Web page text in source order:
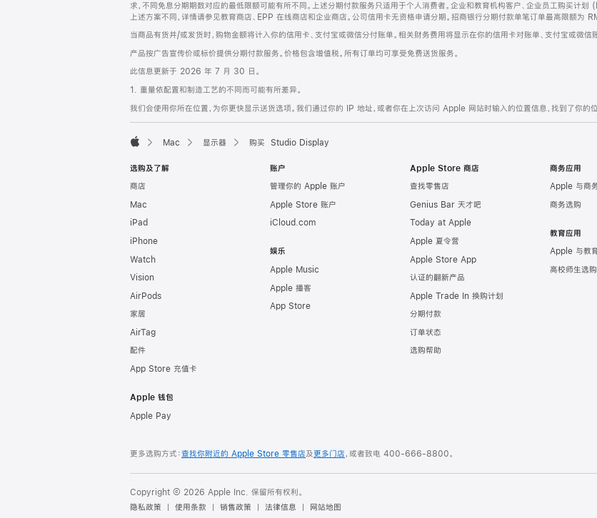
求，不同免息分期期数对应的最低限额可能有所不同。上述分期付款服务只适用于个人消费者。企业和教育机构客户、企业员工购买
上述方案不同，详情请参见教育商店、EPP 在线商店和企业商店。公司信用卡无资格申请分期。招商银行分期付款单笔订单最高限额为
当商品有货并/或发货时，购物金额将计入你的信用卡、支付宝或微信分付账单。相关财务费用将显示在你的信用卡对账单、支付宝或微信
产品按广告宣传价或标价提供分期付款服务。价格包含增值税。所有订单均可享受免费送货服务。
此信息更新于 2026 年 7 月 30 日。
1. 重量依配置和制造工艺的不同而可能有所差异。
我们会使用你所在位置，为你更快显示送货选项。我们通过你的 IP 地址，或者你在上次访问 Apple 网站时输入的位置信息，找到了你的位
Mac 显示器 购买 Studio Display
选购及了解
商店
Mac
iPad
iPhone
Watch
Vision
AirPods
家居
AirTag
配件
App Store 充值卡
Apple 钱包
Apple Pay
账户
管理你的 Apple 账户
Apple Store 账户
iCloud.com
娱乐
Apple Music
Apple 播客
App Store
Apple Store 商店
查找零售店
Genius Bar 天才吧
Today at Apple
Apple 夏令营
Apple Store App
认证的翻新产品
Apple Trade In 换购计划
分期付款
订单状态
选购帮助
商务应用
Apple 与商
商务选购
教育应用
Apple 与教
高校师生选购
更多选购方式：查找你附近的 Apple Store 零售店及更多门店，或者致电 400-666-8800。
Copyright © 2026 Apple Inc. 保留所有权利。
隐私政策
使用条款 销售政策 法律信息 网站地图